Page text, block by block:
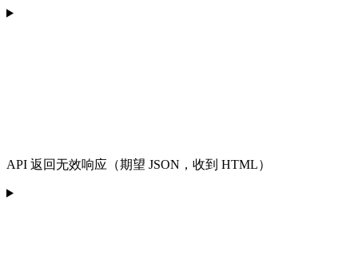
API 返回无效响应（期望 JSON，收到 HTML）